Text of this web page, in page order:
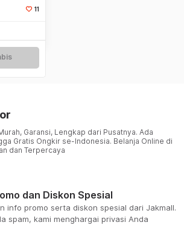
11
Garansi, Lengkap dari Pusatnya. Ada
Gratis Ongkir se-Indonesia. Belanja Online di
dan Terpercaya
dan Diskon Spesial
info promo serta diskon spesial dari Jakmall.
spam, kami menghargai privasi Anda